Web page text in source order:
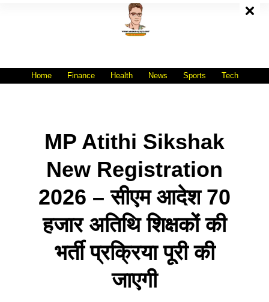
Home Finance Health News Sports Tech
MP Atithi Sikshak
New Registration
2026 – सीएम आदेश 70
हजार अतिथि शिक्षकों की
भर्ती प्रक्रिया पूरी की
जाएगी